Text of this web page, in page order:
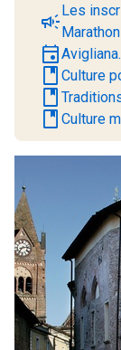
campaignLes
event
book Culture
book
book Culture